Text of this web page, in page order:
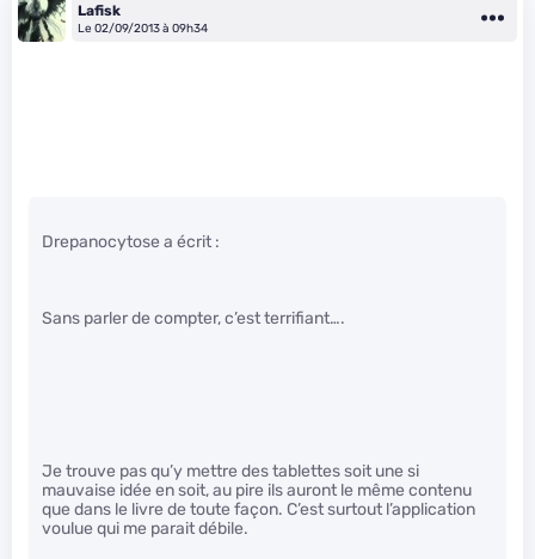
Lafisk
Le 02/09/2013 à 09h34
Drepanocytose a écrit :
Sans parler de compter, c’est terrifiant….
Je trouve pas qu’y mettre des tablettes soit une si
mauvaise idée en soit, au pire ils auront le même contenu
que dans le livre de toute façon. C’est surtout l’application
voulue qui me parait débile.